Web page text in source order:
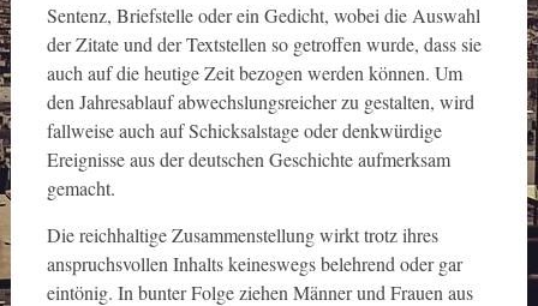
Sentenz, Briefstelle oder ein Gedicht, wobei die Auswahl
der Zitate und der Textstellen so getroffen wurde, dass sie
auch auf die heutige Zeit bezogen werden können. Um
den Jahresablauf abwechslungsreicher zu gestalten, wird
fallweise auch auf Schicksalstage oder denkwürdige
Ereignisse aus der deutschen Geschichte aufmerksam
gemacht.
Die reichhaltige Zusammenstellung wirkt trotz ihres
anspruchsvollen Inhalts keineswegs belehrend oder gar
eintönig. In bunter Folge ziehen Männer und Frauen aus